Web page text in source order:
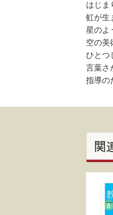
はじま
虹が生
星のよ
空の美
ひとつ
言葉さ
指導の
関